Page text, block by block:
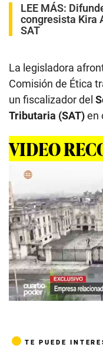
LEE MÁS:
congresista Kira
SAT
La legisladora
Comisión de Ética
un fiscalizador del
Tributaria (SAT)en
VIDEO
00:00/05:16
TE PUEDE